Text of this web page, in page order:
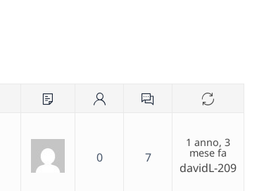
0 7
1 anno, 3
mese fa
davidL-209